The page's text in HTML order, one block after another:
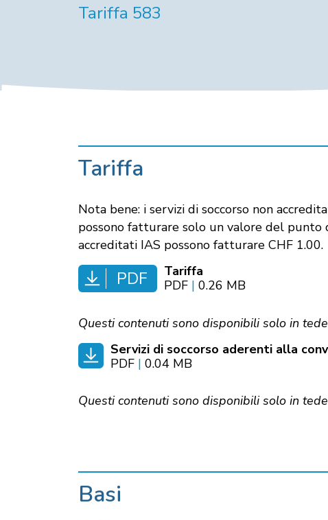
Tariffa 583
Tariffa
Nota bene: i servizi di soccorso non
possono fatturare solo un valore del punto
accreditati IAS possono fatturare CHF 1.00.
PDF
Tariffa
PDF | 0.26 MB
Questi contenuti sono disponibili solo in
Servizi di soccorso aderenti alla
PDF | 0.04 MB
Questi contenuti sono disponibili solo in
Basi